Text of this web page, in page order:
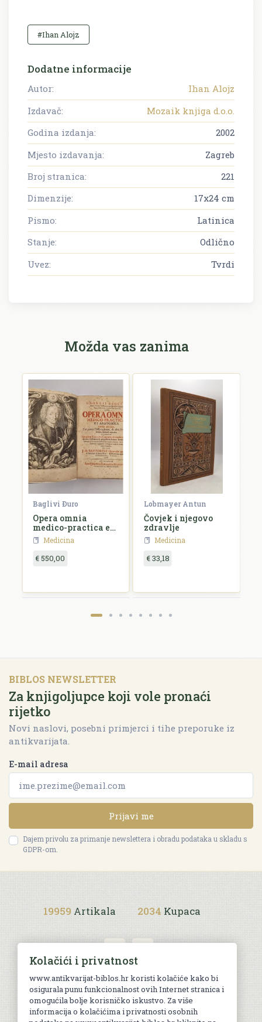
#Ihan Alojz
Dodatne informacije
Autor:
Ihan Alojz
Izdavač:
Mozaik knjiga d.o.o.
Godina izdanja:
2002
Mjesto izdavanja:
Zagreb
Broj stranica:
221
Dimenzije:
17x24 cm
Pismo:
Latinica
Stanje:
Odlično
Uvez:
Tvrdi
Možda vas zanima
Baglivi Ðuro
Opera omnia
medico-practica et
anatomica
Medicina
€ 550,00
Lobmayer Antun
Čovjek i njegovo
zdravlje
Medicina
€ 33,18
BIBLOS NEWSLETTER
Za knjigoljupce koji vole pronaći
rijetko
Novi naslovi, posebni primjerci i tihe preporuke iz
antikvarijata.
E-mail adresa
Prijavi me
Dajem privolu za primanje newslettera i obradu podataka u skladu s
GDPR-om.
19959 Artikala 2034 Kupaca
Uvjeti kupnje
Kolačići i privatnost
www.antikvarijat-biblos.hr koristi kolačiće kako bi
osigurala punu funkcionalnost ovih Internet stranica i
omogućila bolje korisničko iskustvo. Za više
informacija o kolačićima i privatnosti osobnih